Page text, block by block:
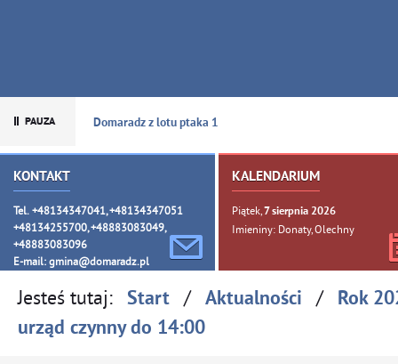
Domaradz z lotu ptaka 1
KONTAKT
Tel. +48134347041, +48134347051
+48134255700, +48883083049,
+48883083096
E-mail: gmina@domaradz.pl
KALENDARIUM
Piątek, 7sierpnia 2026
Imieniny: Donaty, Olechny
Jesteś tutaj: Start / Aktualności / Rok
urząd czynny do 14:00